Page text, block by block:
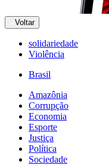
Voltar
solidariedade
Violência
Brasil
Amazônia
Corrupção
Economia
Esporte
Justiça
Política
Sociedade